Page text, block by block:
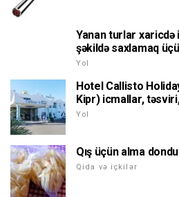
Yanan turlar xaricdə
şəkildə saxlamaq
Yol
Hotel Callisto
Kipr) icmallar,
Yol
Qış üçün alma
Qida və içkilər